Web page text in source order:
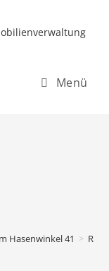
Menü
Hasenwinkel 41 >